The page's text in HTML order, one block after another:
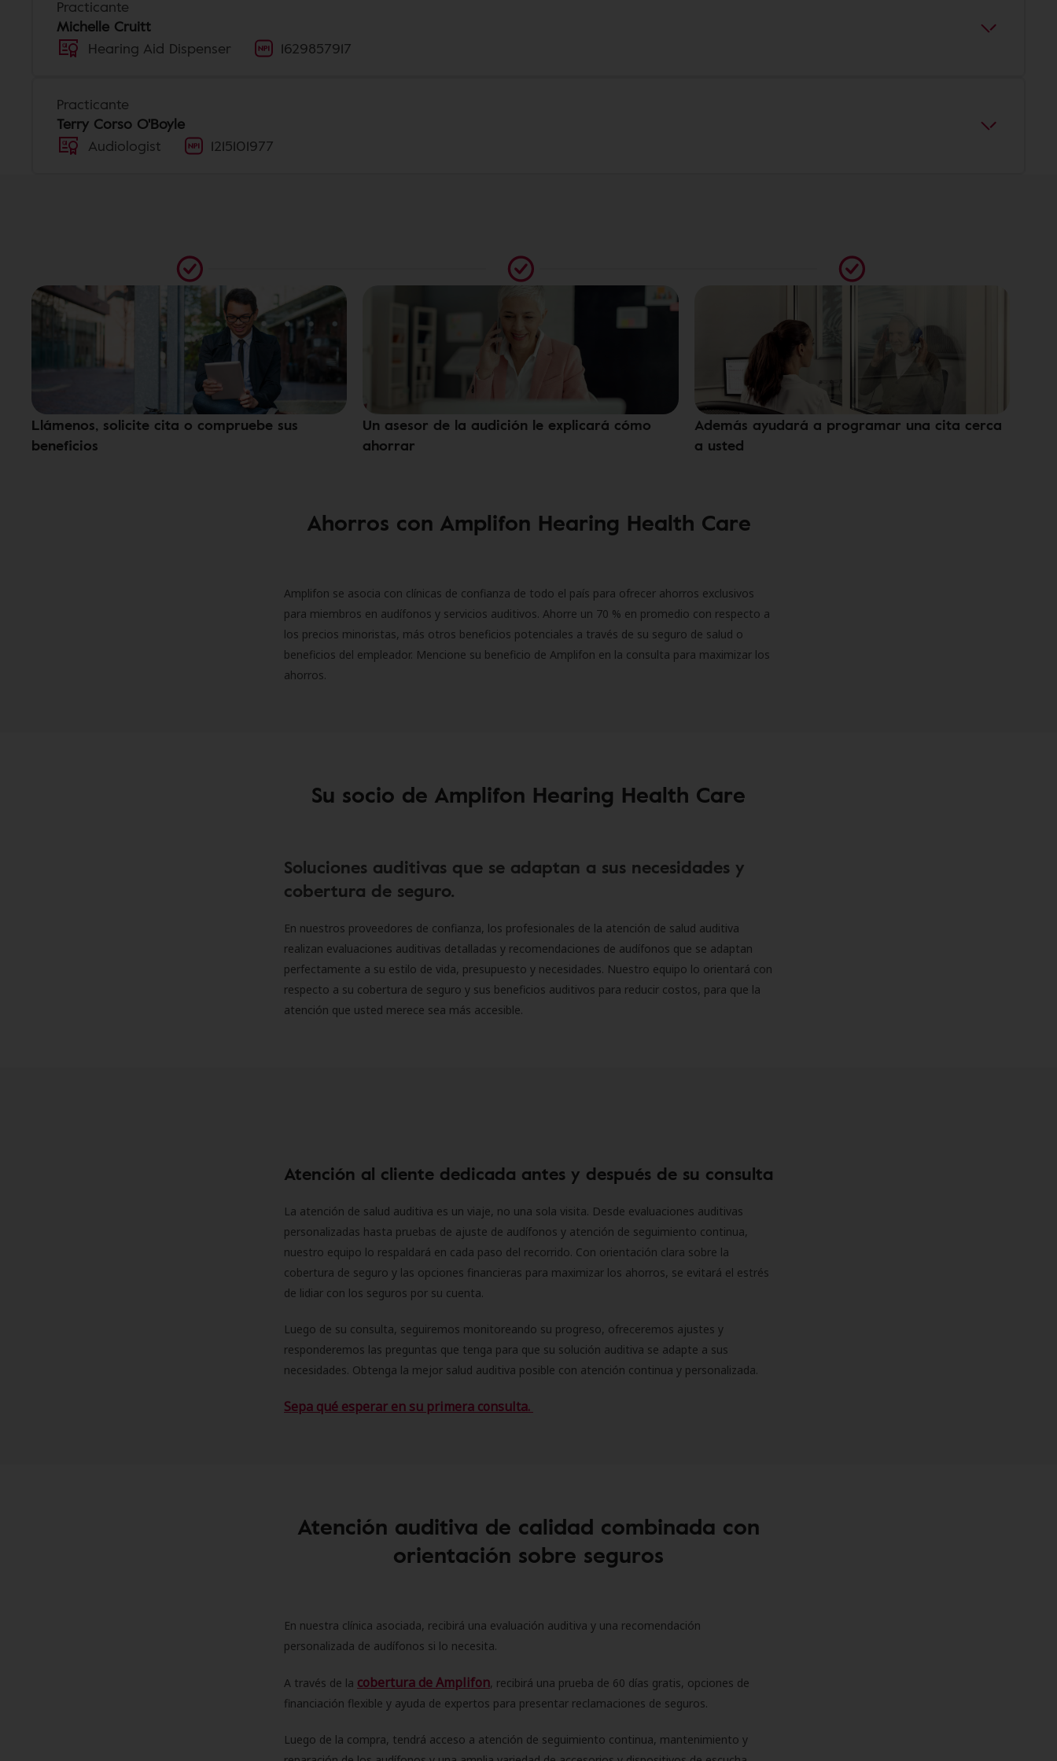
Practicante
Michelle Cruitt
Hearing Aid Dispenser
1629857917
Practicante
Terry Corso O'Boyle
Audiologist
1215101977
Llámenos, solicite cita o compruebe sus
beneficios
Un asesor de la audición le explicará cómo
ahorrar
Además ayudará a programar una cita cerca
a usted
Ahorros con Amplifon Hearing Health Care
Amplifon se asocia con clínicas de confianza de todo el país para ofrecer ahorros exclusivos
para miembros en audífonos y servicios auditivos. Ahorre un 70 % en promedio con respecto a
los precios minoristas, más otros beneficios potenciales a través de su seguro de salud o
beneficios del empleador. Mencione su beneficio de Amplifon en la consulta para maximizar los
ahorros.
Su socio de Amplifon Hearing Health Care
Soluciones auditivas que se adaptan a sus necesidades y
cobertura de seguro.
En nuestros proveedores de confianza, los profesionales de la atención de salud auditiva
realizan evaluaciones auditivas detalladas y recomendaciones de audífonos que se adaptan
perfectamente a su estilo de vida, presupuesto y necesidades. Nuestro equipo lo orientará con
respecto a su cobertura de seguro y sus beneficios auditivos para reducir costos, para que la
atención que usted merece sea más accesible.
Atención al cliente dedicada antes y después de su consulta
La atención de salud auditiva es un viaje, no una sola visita. Desde evaluaciones auditivas
personalizadas hasta pruebas de ajuste de audífonos y atención de seguimiento continua,
nuestro equipo lo respaldará en cada paso del recorrido. Con orientación clara sobre la
cobertura de seguro y las opciones financieras para maximizar los ahorros, se evitará el estrés
de lidiar con los seguros por su cuenta.
Luego de su consulta, seguiremos monitoreando su progreso, ofreceremos ajustes y
responderemos las preguntas que tenga para que su solución auditiva se adapte a sus
necesidades. Obtenga la mejor salud auditiva posible con atención continua y personalizada.
Sepa qué esperar en su primera consulta.
Atención auditiva de calidad combinada con
orientación sobre seguros
En nuestra clínica asociada, recibirá una evaluación auditiva y una recomendación
personalizada de audífonos si lo necesita.
A través de la cobertura de Amplifon, recibirá una prueba de 60 días gratis, opciones de
financiación flexible y ayuda de expertos para presentar reclamaciones de seguros.
Luego de la compra, tendrá acceso a atención de seguimiento continua, mantenimiento y